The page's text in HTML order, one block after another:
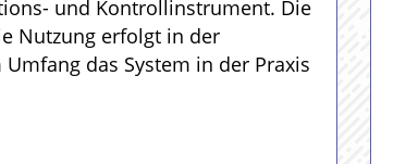
und Kontrollinstrument. Die
Nutzung erfolgt in der
das System in der Praxis